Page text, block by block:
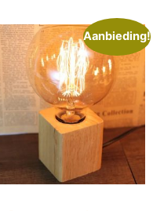
opvallen. De ruwe
interieur van je
mooi op ooghoogte.
heel erg op. Dit
voor boven de eettafel.
van je
ruimtes in het
als je verkeerde lampen